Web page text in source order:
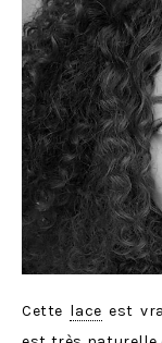
Cette lace est